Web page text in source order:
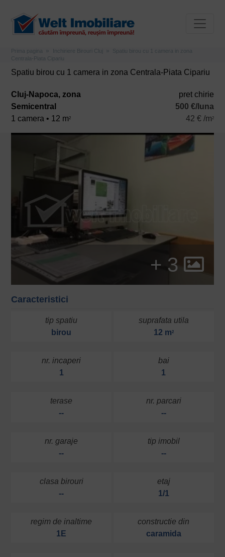
Prima pagina Inchiriere Birouri Cluj
Spatiu birou cu 1 camera in zona
Centrala-Piata Cipariu
Spatiu birou cu 1 camera in zona Centrala-Piata Cipariu
Cluj-Napoca, zona
Semicentral
1 camera • 12 m2
pret chirie
500 €/luna
42 € /m2
+ 3
Caracteristici
tip spatiu
birou
suprafata utila
12 m2
nr. incaperi
1
bai
1
terase
--
nr. parcari
--
nr. garaje
--
tip imobil
--
clasa birouri
--
etaj
1/1
regim de inaltime
1E
constructie din
caramida